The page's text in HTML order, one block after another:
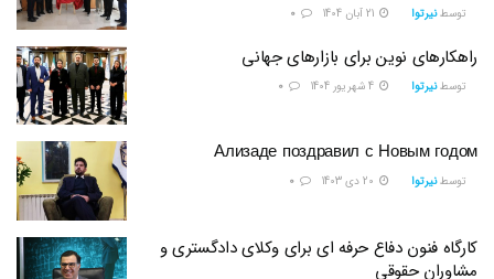
توسط نیرتوا
راهکارهای نوین برای بازارهای جهانی
توسط نیرتوا
Ализаде поздравил с Новым годом
توسط نیرتوا
کارگاه فنون دفاع حرفه ای برای وکلای دادگستری و
مشاوران حقوقی